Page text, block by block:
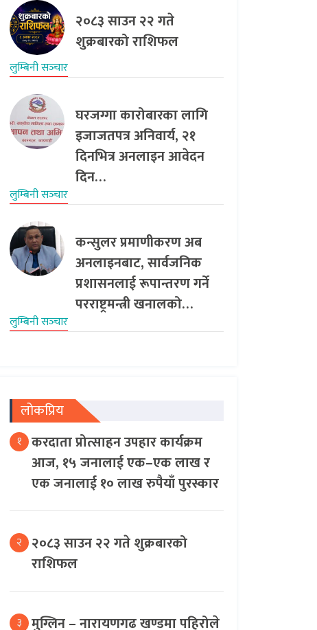
२०८३ साउन २२ गते
शुक्रबारको राशिफल
लुम्बिनी सञ्‍चार
घरजग्गा कारोबारका लागि
इजाजतपत्र अनिवार्य, २१
दिनभित्र अनलाइन आवेदन
दिन…
लुम्बिनी सञ्‍चार
कन्सुलर प्रमाणीकरण अब
अनलाइनबाट, सार्वजनिक
प्रशासनलाई रूपान्तरण गर्ने
परराष्ट्रमन्त्री खनालको…
लुम्बिनी सञ्‍चार
लोकप्रिय
१ करदाता प्रोत्साहन उपहार कार्यक्रम
आज, १५ जनालाई एक–एक लाख र
एक जनालाई १० लाख रुपैयाँ पुरस्कार
२ २०८३ साउन २२ गते शुक्रबारको
राशिफल
३ मुग्लिन – नारायणगढ खण्डमा पहिरोले